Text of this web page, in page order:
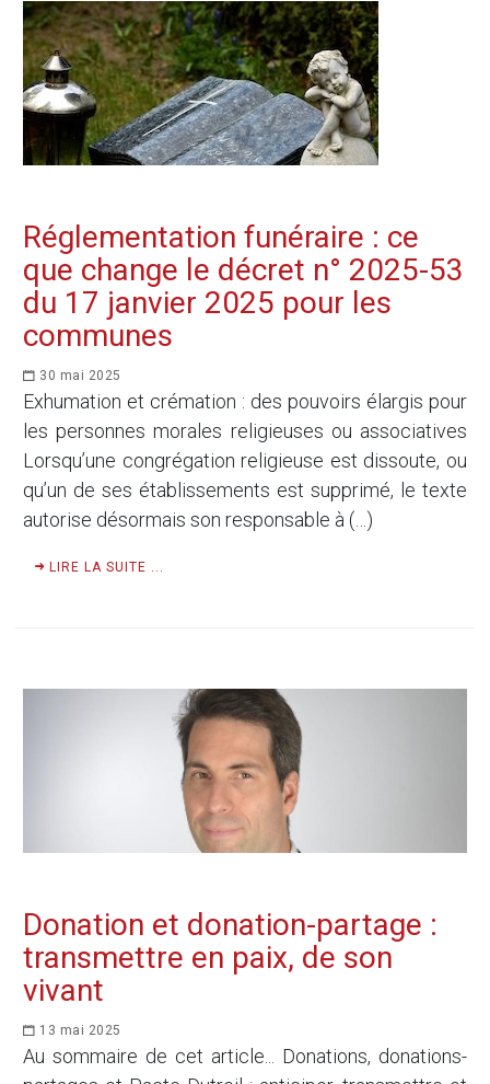
Réglementation funéraire : ce
que change le décret n° 2025-53
du 17 janvier 2025 pour les
communes
30 mai 2025
Exhumation et crémation : des pouvoirs élargis pour
les personnes morales religieuses ou associatives
Lorsqu’une congrégation religieuse est dissoute, ou
qu’un de ses établissements est supprimé, le texte
autorise désormais son responsable à (…)
LIRE LA SUITE ...
Donation et donation-partage :
transmettre en paix, de son
vivant
13 mai 2025
Au sommaire de cet article... Donations, donations-